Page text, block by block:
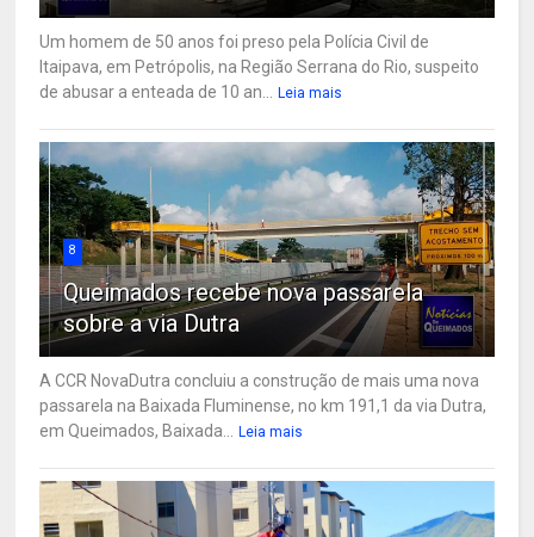
Um homem de 50 anos foi preso pela Polícia Civil de
Itaipava, em Petrópolis, na Região Serrana do Rio, suspeito
de abusar a enteada de 10 an...
Leia mais
8
Queimados recebe nova passarela
sobre a via Dutra
A CCR NovaDutra concluiu a construção de mais uma nova
passarela na Baixada Fluminense, no km 191,1 da via Dutra,
em Queimados, Baixada...
Leia mais